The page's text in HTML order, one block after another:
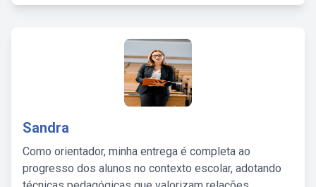
Sandra
Como orientador, minha entrega é completa ao
progresso dos alunos no contexto escolar, adotando